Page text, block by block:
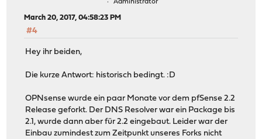
Administrator
March 20, 2017, 04:58:23 PM
#4
Hey ihr beiden,
Die kurze Antwort: historisch bedingt. :D
OPNsense wurde ein paar Monate vor dem pfSense 2.2
Release geforkt. Der DNS Resolver war ein Package bis
2.1, wurde dann aber für 2.2 eingebaut. Leider war der
Einbau zumindest zum Zeitpunkt unseres Forks nicht